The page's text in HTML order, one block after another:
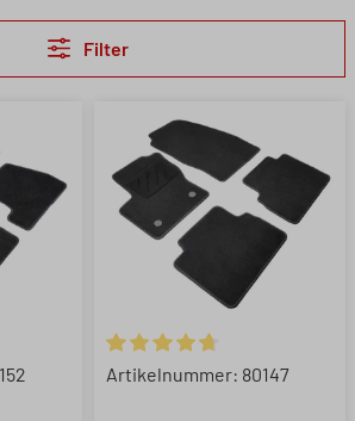
Filter
van 4.82 van 5 sterren
Gemiddelde waardering van
Artikelnummer: 80147